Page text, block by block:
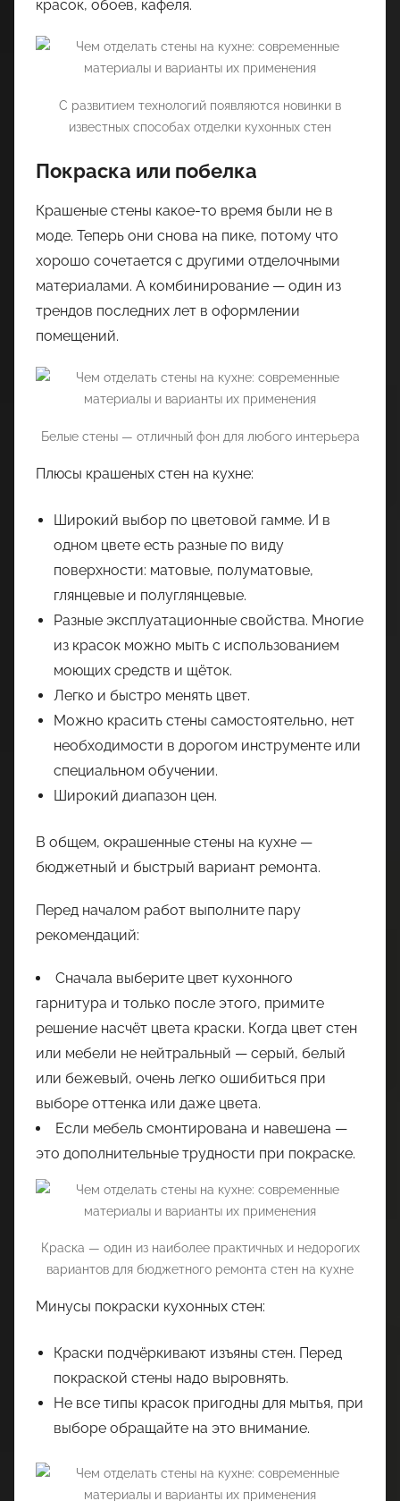
красок, обоев, кафеля.
С развитием технологий появляются новинки в
известных способах отделки кухонных стен
Покраска или побелка
Крашеные стены какое-то время были не в
моде. Теперь они снова на пике, потому что
хорошо сочетается с другими отделочными
материалами. А комбинирование — один из
трендов последних лет в оформлении
помещений.
Белые стены — отличный фон для любого интерьера
Плюсы крашеных стен на кухне:
Широкий выбор по цветовой гамме. И в
одном цвете есть разные по виду
поверхности: матовые, полуматовые,
глянцевые и полуглянцевые.
Разные эксплуатационные свойства. Многие
из красок можно мыть с использованием
моющих средств и щёток.
Легко и быстро менять цвет.
Можно красить стены самостоятельно, нет
необходимости в дорогом инструменте или
специальном обучении.
Широкий диапазон цен.
В общем, окрашенные стены на кухне —
бюджетный и быстрый вариант ремонта.
Перед началом работ выполните пару
рекомендаций:
Сначала выберите цвет кухонного
гарнитура и только после этого, примите
решение насчёт цвета краски. Когда цвет стен
или мебели не нейтральный — серый, белый
или бежевый, очень легко ошибиться при
выборе оттенка или даже цвета.
Если мебель смонтирована и навешена —
это дополнительные трудности при покраске.
Краска — один из наиболее практичных и недорогих
вариантов для бюджетного ремонта стен на кухне
Минусы покраски кухонных стен:
Краски подчёркивают изъяны стен. Перед
покраской стены надо выровнять.
Не все типы красок пригодны для мытья, при
выборе обращайте на это внимание.